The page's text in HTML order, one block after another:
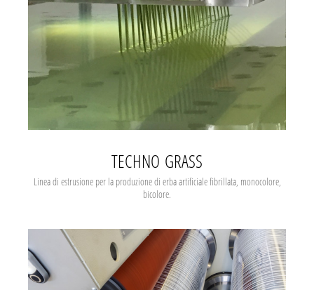
TECHNO GRASS
Linea di estrusione per la produzione di erba artificiale fibrillata, monocolore,
bicolore.